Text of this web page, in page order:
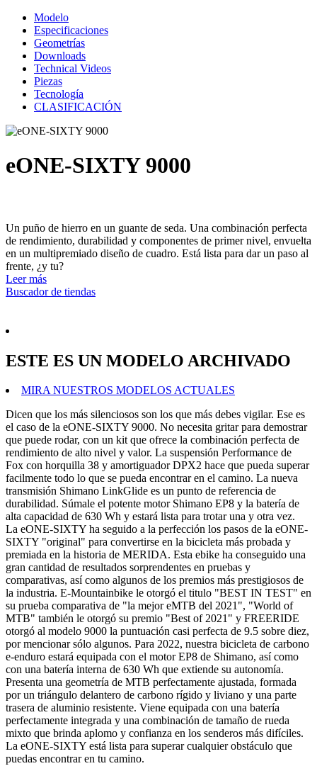
Modelo
Especificaciones
Geometrías
Downloads
Technical Videos
Piezas
Tecnología
CLASIFICACIÓN
eONE-SIXTY 9000
Un puño de hierro en un guante de seda. Una combinación perfecta
de rendimiento, durabilidad y componentes de primer nivel, envuelta
en un multipremiado diseño de cuadro. Está lista para dar un paso al
frente, ¿y tu?
Leer más
Buscador de tiendas
ESTE ES UN MODELO ARCHIVADO
MIRA NUESTROS MODELOS ACTUALES
Dicen que los más silenciosos son los que más debes vigilar. Ese es
el caso de la eONE-SIXTY 9000. No necesita gritar para demostrar
que puede rodar, con un kit que ofrece la combinación perfecta de
rendimiento de alto nivel y valor. La suspensión Performance de
Fox con horquilla 38 y amortiguador DPX2 hace que pueda superar
facilmente todo lo que se pueda encontrar en el camino. La nueva
transmisión Shimano LinkGlide es un punto de referencia de
durabilidad. Súmale el potente motor Shimano EP8 y la batería de
alta capacidad de 630 Wh y estará lista para trotar una y otra vez.
La eONE-SIXTY ha seguido a la perfección los pasos de la eONE-
SIXTY "original" para convertirse en la bicicleta más probada y
premiada en la historia de MERIDA. Esta ebike ha conseguido una
gran cantidad de resultados sorprendentes en pruebas y
comparativas, así como algunos de los premios más prestigiosos de
la industria. E-Mountainbike le otorgó el titulo "BEST IN TEST" en
su prueba comparativa de "la mejor eMTB del 2021", "World of
MTB" también le otorgó su premio "Best of 2021" y FREERIDE
otorgó al modelo 9000 la puntuación casi perfecta de 9.5 sobre diez,
por mencionar sólo algunos. Para 2022, nuestra bicicleta de carbono
e-enduro estará equipada con el motor EP8 de Shimano, así como
con una batería interna de 630 Wh que extiende su autonomía.
Presenta una geometría de MTB perfectamente ajustada, formada
por un triángulo delantero de carbono rígido y liviano y una parte
trasera de aluminio resistente. Viene equipada con una batería
perfectamente integrada y una combinación de tamaño de rueda
mixto que brinda aplomo y confianza en los senderos más difíciles.
La eONE-SIXTY está lista para superar cualquier obstáculo que
puedas encontrar en tu camino.